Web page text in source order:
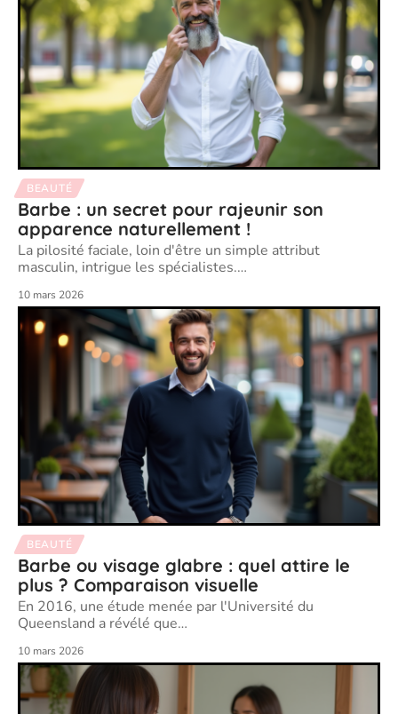
BEAUTÉ
Barbe : un secret pour rajeunir son
apparence naturellement !
La pilosité faciale, loin d'être un simple attribut
masculin, intrigue les spécialistes.…
10 mars 2026
BEAUTÉ
Barbe ou visage glabre : quel attire le
plus ? Comparaison visuelle
En 2016, une étude menée par l'Université du
Queensland a révélé que…
10 mars 2026